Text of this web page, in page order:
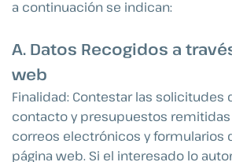
a continuación se indican:
A. Datos Recogidos a
web
Finalidad: Contestar las solicitudes
contacto y presupuestos remitidas
correos electrónicos y formularios
página web. Si el interesado lo